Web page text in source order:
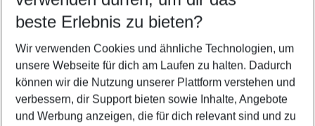
5-8 Nächte
2 Erwachsene Keine Kinder
Mehr Filter anzeigen
beste Erlebnis zu bieten?
Wir verwenden Cookies und ähnliche Technologien, um
unsere Webseite für dich am Laufen zu halten. Dadurch
können wir die Nutzung unserer Plattform verstehen und
verbessern, dir Support bieten sowie Inhalte, Angebote
und Werbung anzeigen, die für dich relevant sind und zu